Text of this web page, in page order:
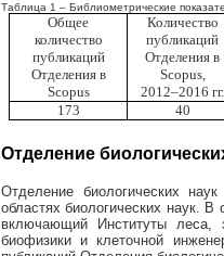
Таблица 1 – Библиометрические
Общее
количество
публикаций
Отделения в
Scopus
Количество
публикаций
Отделения в
Scopus,
2012–2016 гг.
173
40
Отделение
Отделение биологических
областях биологических наук.
включающий Институты леса,
биофизики и клеточной